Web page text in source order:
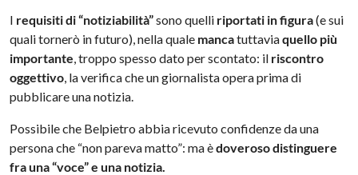
I requisiti di “notiziabilità”sono quelli riportati in figura(e sui
quali tornerò in futuro), nella quale mancatuttaviaquello più
importante , troppo spesso dato per scontato: il riscontro
oggettivo , la verifica che un giornalista opera prima di
pubblicare una notizia.
Possibile che Belpietro abbia ricevuto confidenze da una
persona che “non pareva matto”: ma èdoveroso distinguere
fra una “voce” e una notizia.